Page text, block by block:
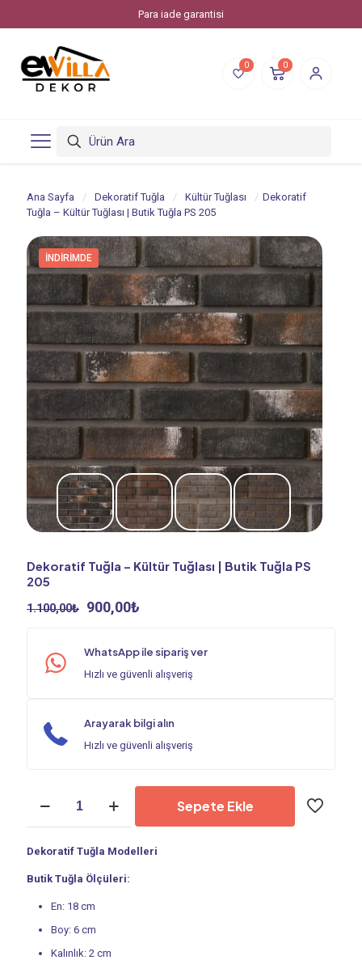
Para iade garantisi
0 0
Ana Sayfa / Dekoratif Tuğla / Kültür Tuğlası / Dekoratif
Tuğla – Kültür Tuğlası | Butik Tuğla PS 205
İNDIRIMDE
Dekoratif Tuğla – Kültür Tuğlası | Butik Tuğla PS
205
1.100,00₺ Orijinal
900,00₺
900,00₺.
WhatsApp ile sipariş ver
Hızlı ve güvenli alışveriş
Arayarak bilgi alın
Hızlı ve güvenli alışveriş
Tuğla
Tuğlası
Butik
205
Sepete Ekle
Dekoratif Tuğla Modelleri
Butik Tuğla Ölçüleri:
En: 18 cm
Boy: 6 cm
Kalınlık: 2 cm